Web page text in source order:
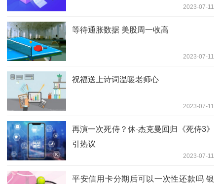
2023-07-11
等待通胀数据 美股周一收高
2023-07-11
祝福送上诗词温暖老师心
2023-07-11
再演一次死侍？休·杰克曼回归《死侍3》
引热议
2023-07-11
平安信用卡分期后可以一次性还款吗 银